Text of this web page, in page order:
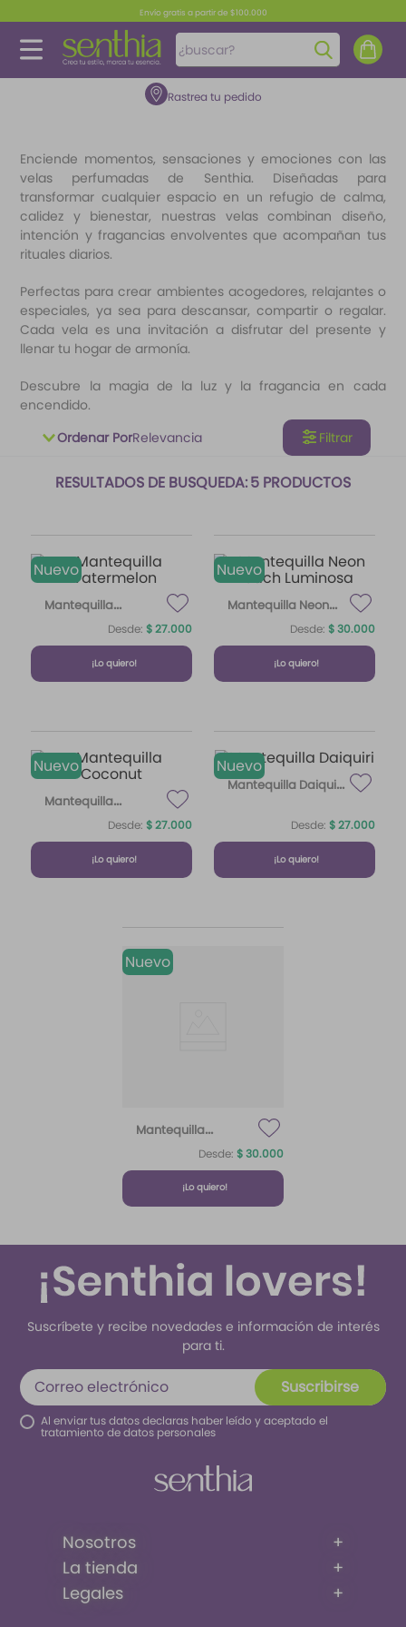
Envío gratis a partir de $100.000
¿buscar?
Rastrea tu pedido
Enciende momentos, sensaciones y emociones con las
velas perfumadas de Senthia. Diseñadas para
transformar cualquier espacio en un refugio de calma,
calidez y bienestar, nuestras velas combinan diseño,
intención y fragancias envolventes que acompañan tus
rituales diarios.
Perfectas para crear ambientes acogedores, relajantes o
especiales, ya sea para descansar, compartir o regalar.
Cada vela es una invitación a disfrutar del presente y
llenar tu hogar de armonía.
Descubre la magia de la luz y la fragancia en cada
encendido.
Ordenar PorRelevancia Filtrar
5 PRODUCTOS
Nuevo
Mantequilla
Watermelon
180 ml
Desde: $27.000
¡Lo quiero!
Nuevo
Mantequilla Neon
Beach Luminosa
180
Desde: $30.000
¡Lo quiero!
Nuevo
Mantequilla
180 ml
Desde: $27.000
¡Lo quiero!
Nuevo
Mantequilla Daiquiri
Desde: $27.000
¡Lo quiero!
Nuevo
Mantequilla
Paradise Luminosa
Desde: $30.000
¡Lo quiero!
Suscríbete y recibe novedades e información de interés
para ti.
Suscribirse
Al enviar tus datos declaras haber leído y aceptado el
tratamiento de datos personales
Nosotros
+
La tienda
+
Legales
+
TÉRMINOS MÁS BUSCADOS
2.
carolina herrera
3.
splash
4.
fragancias
5.
mantequilla
6.
feromonas
7.
paris hilton
8.
ariana grande
9.
santal 33
10. difusor